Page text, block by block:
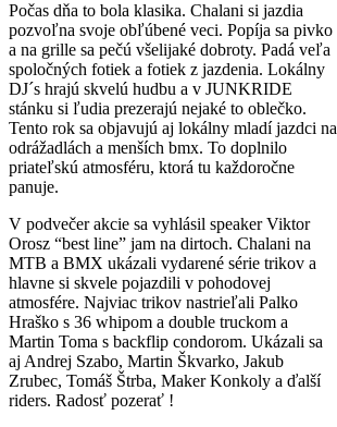
Počas dňa to bola klasika. Chalani si jazdia
pozvoľna svoje obľúbené veci. Popíja sa pivko
a na grille sa pečú všelijaké dobroty. Padá veľa
spoločných fotiek a fotiek z jazdenia. Lokálny
DJ´s hrajú skvelú hudbu a v JUNKRIDE
stánku si ľudia prezerajú nejaké to oblečko.
Tento rok sa objavujú aj lokálny mladí jazdci na
odrážadlách a menších bmx. To doplnilo
priateľskú atmosféru, ktorá tu každoročne
panuje.
V podvečer akcie sa vyhlásil speaker Viktor
Orosz “best line” jam na dirtoch. Chalani na
MTB a BMX ukázali vydarené série trikov a
hlavne si skvele pojazdili v pohodovej
atmosfére. Najviac trikov nastrieľali Palko
Hraško s 36 whipom a double truckom a
Martin Toma s backflip condorom. Ukázali sa
aj Andrej Szabo, Martin Škvarko, Jakub
Zrubec, Tomáš Štrba, Maker Konkoly a ďalší
riders. Radosť pozerať !